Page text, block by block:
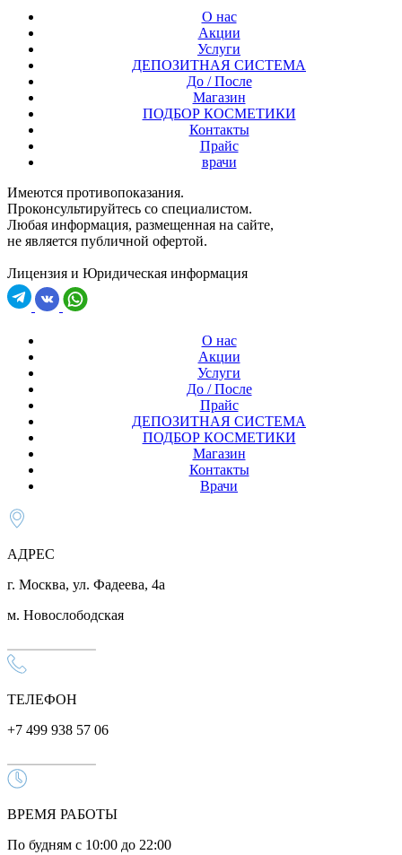
О нас
Акции
Услуги
ДЕПОЗИТНАЯ СИСТЕМА
До / После
Магазин
ПОДБОР КОСМЕТИКИ
Контакты
Прайс
врачи
Имеются противопоказания.
Проконсультируйтесь со специалистом.
Любая информация, размещенная на сайте,
не является публичной офертой.
Лицензия и Юридическая информация
О нас
Акции
Услуги
До / После
Прайс
ДЕПОЗИТНАЯ СИСТЕМА
ПОДБОР КОСМЕТИКИ
Магазин
Контакты
Врачи
АДРЕС
г. Москва, ул. Фадеева, 4а
м. Новослободская
ТЕЛЕФОН
+7 499 938 57 06
ВРЕМЯ РАБОТЫ
По будням с 10:00 до 22:00